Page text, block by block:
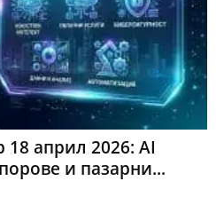
18 април 2026: AI
и пазарни...